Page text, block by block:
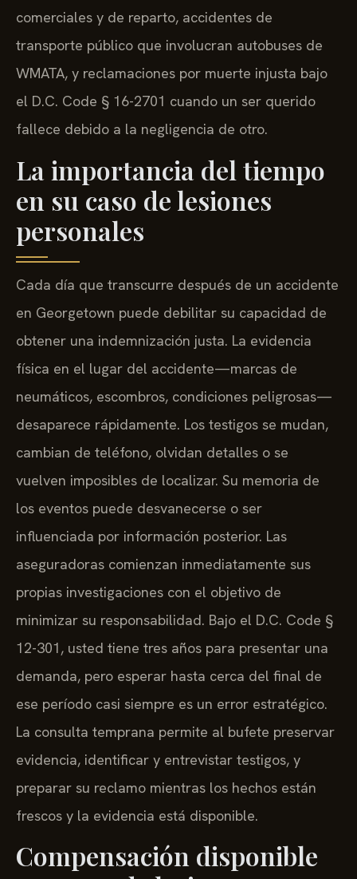
comerciales y de reparto, accidentes de
transporte público que involucran autobuses de
WMATA, y reclamaciones por muerte injusta bajo
el D.C. Code § 16-2701 cuando un ser querido
fallece debido a la negligencia de otro.
La importancia del tiempo
en su caso de lesiones
personales
Cada día que transcurre después de un accidente
en Georgetown puede debilitar su capacidad de
obtener una indemnización justa. La evidencia
física en el lugar del accidente—marcas de
neumáticos, escombros, condiciones peligrosas—
desaparece rápidamente. Los testigos se mudan,
cambian de teléfono, olvidan detalles o se
vuelven imposibles de localizar. Su memoria de
los eventos puede desvanecerse o ser
influenciada por información posterior. Las
aseguradoras comienzan inmediatamente sus
propias investigaciones con el objetivo de
minimizar su responsabilidad. Bajo el D.C. Code §
12-301, usted tiene tres años para presentar una
demanda, pero esperar hasta cerca del final de
ese período casi siempre es un error estratégico.
La consulta temprana permite al bufete preservar
evidencia, identificar y entrevistar testigos, y
preparar su reclamo mientras los hechos están
frescos y la evidencia está disponible.
Compensación disponible